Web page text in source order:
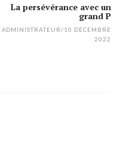
La persévérance avec un
grand P
ADMINISTRATEUR/10 DÉCEMBRE
2022